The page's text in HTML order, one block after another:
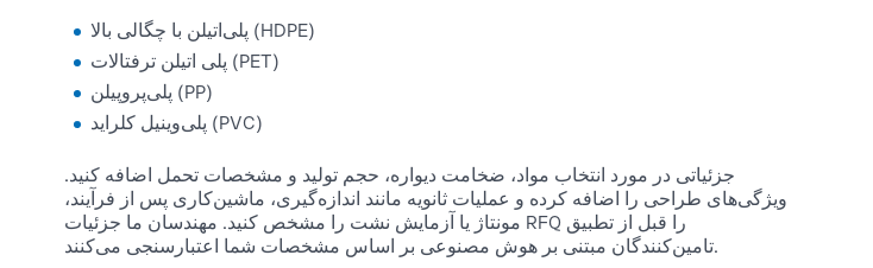
پلی‌اتیلن با چگالی بالا (HDPE)
پلی اتیلن ترفتالات (PET)
پلی‌پروپیلن (PP)
پلی‌وینیل کلراید (PVC)
جزئیاتی در مورد انتخاب مواد، ضخامت دیواره، حجم تولید و مشخصات تحمل اضافه کنید.
ویژگی‌های طراحی را اضافه کرده و عملیات ثانویه مانند اندازه‌گیری، ماشین‌کاری پس از فرآیند،
مونتاژ یا آزمایش نشت را مشخص کنید. مهندسان ما جزئیات RFQ را قبل از تطبیق
تامین‌کنندگان مبتنی بر هوش مصنوعی بر اساس مشخصات شما اعتبارسنجی می‌کنند.